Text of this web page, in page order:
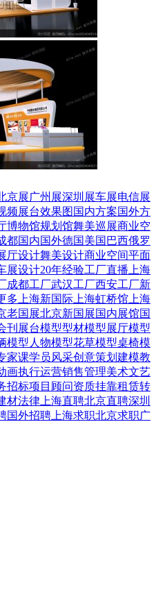
京展广州展深圳展车展电信展
频展台效果图 国内方案国外方
博物馆规划馆舞美巡展商业空
都国内国外德国美国 巴西俄罗
厅设计舞美设计商业空间平面
展设计20年经验工厂直播 上海
成都工厂武汉工厂西安工厂新
多 上海新国际 上海虹桥馆 上海
老国展北京新国展国内展馆国
刊 展台模型型材模型展厅模型
模型 人物模型花草模型桌椅模
家课学员风采创意策划 建模教
画执行运营销售管理美术文艺
招标项目顾问资质挂靠租赁转
材法律 上海直聘北京直聘深圳
国外招聘 上海求职北京求职广